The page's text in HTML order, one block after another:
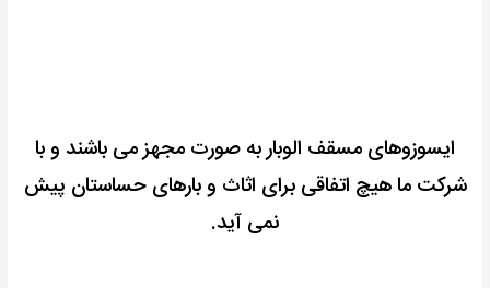
ایسوزوهای مسقف الوبار به صورت مجهز می باشند و با
شرکت ما هیچ اتفاقی برای اثاث و بارهای حساستان پیش
نمی آید.